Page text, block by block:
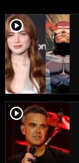
player2
player2